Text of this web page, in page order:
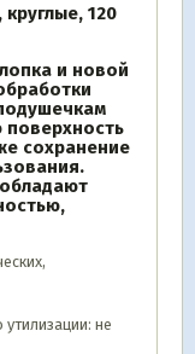
120
и новой
поверхность
сохранение
не